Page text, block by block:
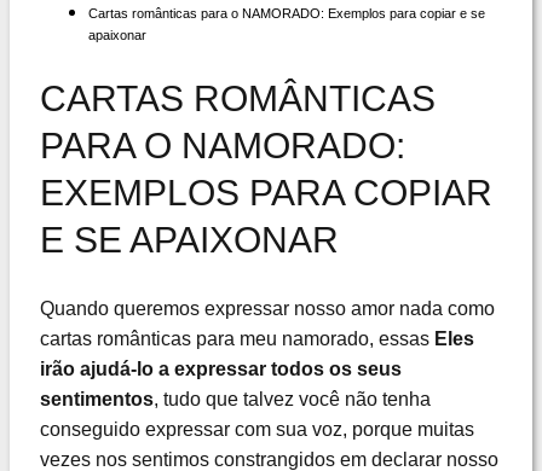
Cartas românticas para o NAMORADO: Exemplos para copiar e se
apaixonar
CARTAS ROMÂNTICAS
PARA O NAMORADO:
EXEMPLOS PARA COPIAR
E SE APAIXONAR
Quando queremos expressar nosso amor nada como
cartas românticas para meu namorado, essas Eles
irão ajudá-lo a expressar todos os seus
sentimentos, tudo que talvez você não tenha
conseguido expressar com sua voz, porque muitas
vezes nos sentimos constrangidos em declarar nosso